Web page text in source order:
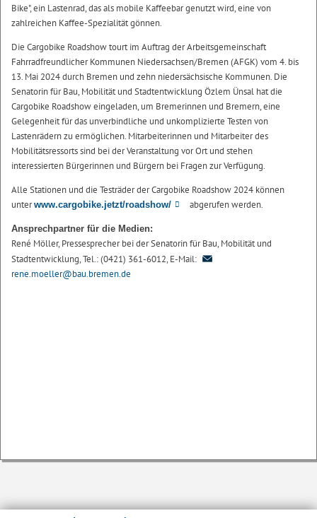
Bike", ein Lastenrad, das als mobile Kaffeebar genutzt wird, eine von
zahlreichen Kaffee-Spezialität gönnen.
Die Cargobike Roadshow tourt im Auftrag der Arbeitsgemeinschaft
Fahrradfreundlicher Kommunen Niedersachsen/Bremen (AFGK) vom 4. bis
13. Mai 2024 durch Bremen und zehn niedersächsische Kommunen. Die
Senatorin für Bau, Mobilität und Stadtentwicklung Özlem Ünsal hat die
Cargobike Roadshow eingeladen, um Bremerinnen und Bremern, eine
Gelegenheit für das unverbindliche und unkomplizierte Testen von
Lastenrädern zu ermöglichen. Mitarbeiterinnen und Mitarbeiter des
Mobilitätsressorts sind bei der Veranstaltung vor Ort und stehen
interessierten Bürgerinnen und Bürgern bei Fragen zur Verfügung.
Alle Stationen und die Testräder der Cargobike Roadshow 2024 können
unterwww.cargobike.jetzt/roadshow/ abgerufen werden.
Ansprechpartner für die Medien:
René Möller, Pressesprecher bei der Senatorin für Bau, Mobilität und
Stadtentwicklung, Tel.: (0421) 361-6012, E-Mail:
rene.moeller@bau.bremen.de